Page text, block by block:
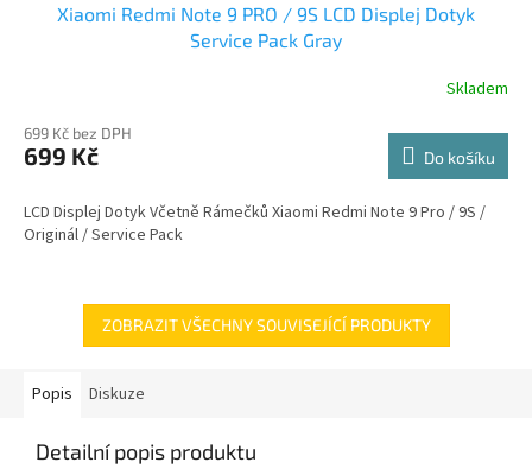
Xiaomi Redmi Note 9 PRO / 9S LCD Displej Dotyk
Service Pack Gray
Skladem
699 Kč bez DPH
699 Kč Do košíku
LCD Displej Dotyk Včetně Rámečků Xiaomi Redmi Note 9 Pro / 9S /
Originál / Service Pack
ZOBRAZIT VŠECHNY SOUVISEJÍCÍ PRODUKTY
Popis Diskuze
Detailní popis produktu